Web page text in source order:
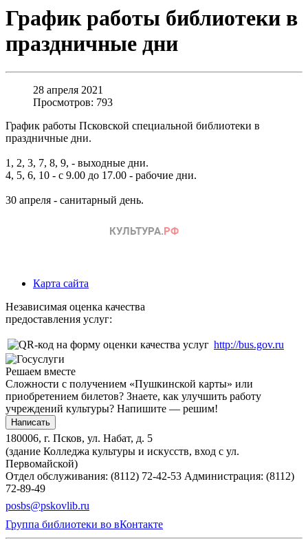
График работы библиотеки в
праздничные дни
28 апреля 2021
Просмотров: 793
График работы Псковской специальной библиотеки в
праздничные дни.
1, 2, 3, 7, 8, 9, - выходные дни.
4, 5, 6, 10 - с 9.00 до 17.00 - рабочие дни.
30 апреля - санитарный день.
Карта сайта
Независимая оценка качества
предоставления услуг:
http://bus.gov.ru
Решаем вместе
Сложности с получением «Пушкинской карты» или
приобретением билетов? Знаете, как улучшить работу
учреждений культуры? Напишите — решим!
Написать
180006, г. Псков, ул. Набат, д. 5
(здание Колледжа культуры и искусств, вход с ул.
Первомайской)
Отдел обслуживания: (8112) 72-42-53 Администрация: (8112)
72-89-49
posbs@pskovlib.ru
Группа библиотеки во вКонтакте